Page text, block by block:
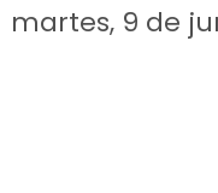
martes, 9 de